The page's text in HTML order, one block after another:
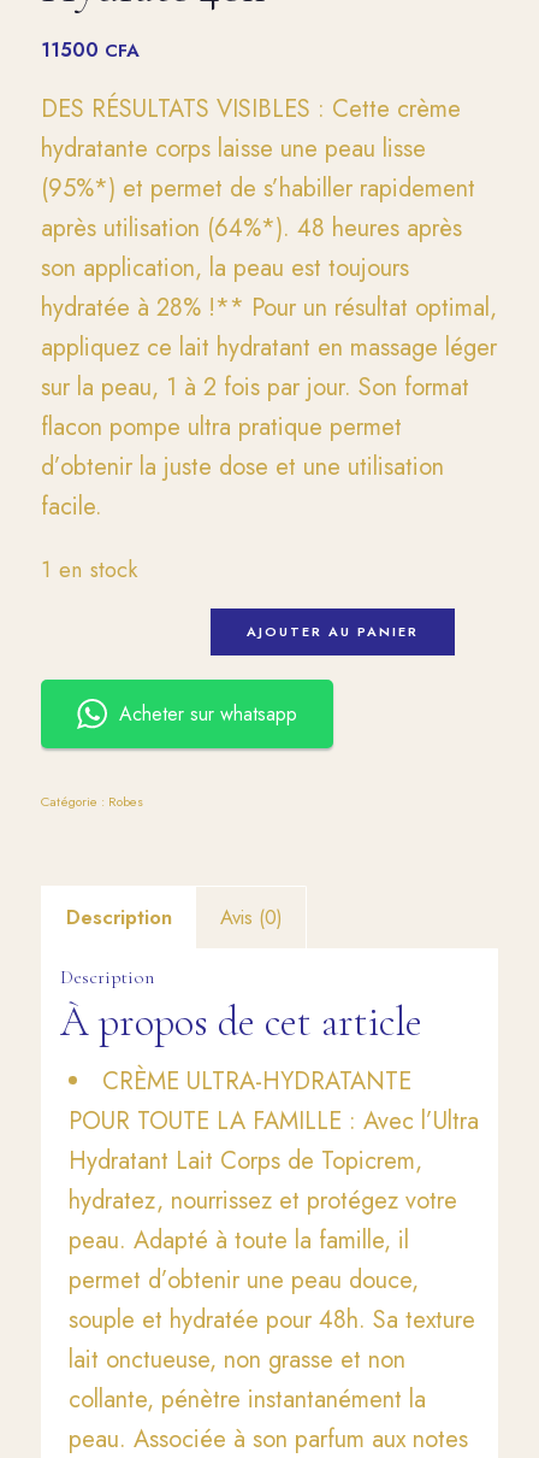
11500 CFA
DES RÉSULTATS VISIBLES : Cette crème
hydratante corps laisse une peau lisse
(95%*) et permet de s’habiller rapidement
après utilisation (64%*). 48 heures après
son application, la peau est toujours
hydratée à 28% !** Pour un résultat optimal,
appliquez ce lait hydratant en massage léger
sur la peau, 1 à 2 fois par jour. Son format
flacon pompe ultra pratique permet
d’obtenir la juste dose et une utilisation
facile.
1 en stock
AJOUTER AU PANIER
Acheter sur whatsapp
Catégorie : Robes
Description Avis (0)
Description
À propos de cet article
CRÈME ULTRA-HYDRATANTE
POUR TOUTE LA FAMILLE : Avec l’Ultra
Hydratant Lait Corps de Topicrem,
hydratez, nourrissez et protégez votre
peau. Adapté à toute la famille, il
permet d’obtenir une peau douce,
souple et hydratée pour 48h. Sa texture
lait onctueuse, non grasse et non
collante, pénètre instantanément la
peau. Associée à son parfum aux notes